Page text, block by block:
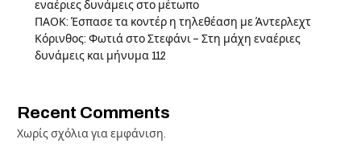
εναέριες δυνάμεις στο μέτωπο
ΠΑΟΚ: Έσπασε τα κοντέρ η τηλεθέαση με Άντερλεχτ
Κόρινθος: Φωτιά στο Στεφάνι – Στη μάχη εναέριες
δυνάμεις και μήνυμα 112
Recent Comments
Χωρίς σχόλια για εμφάνιση.